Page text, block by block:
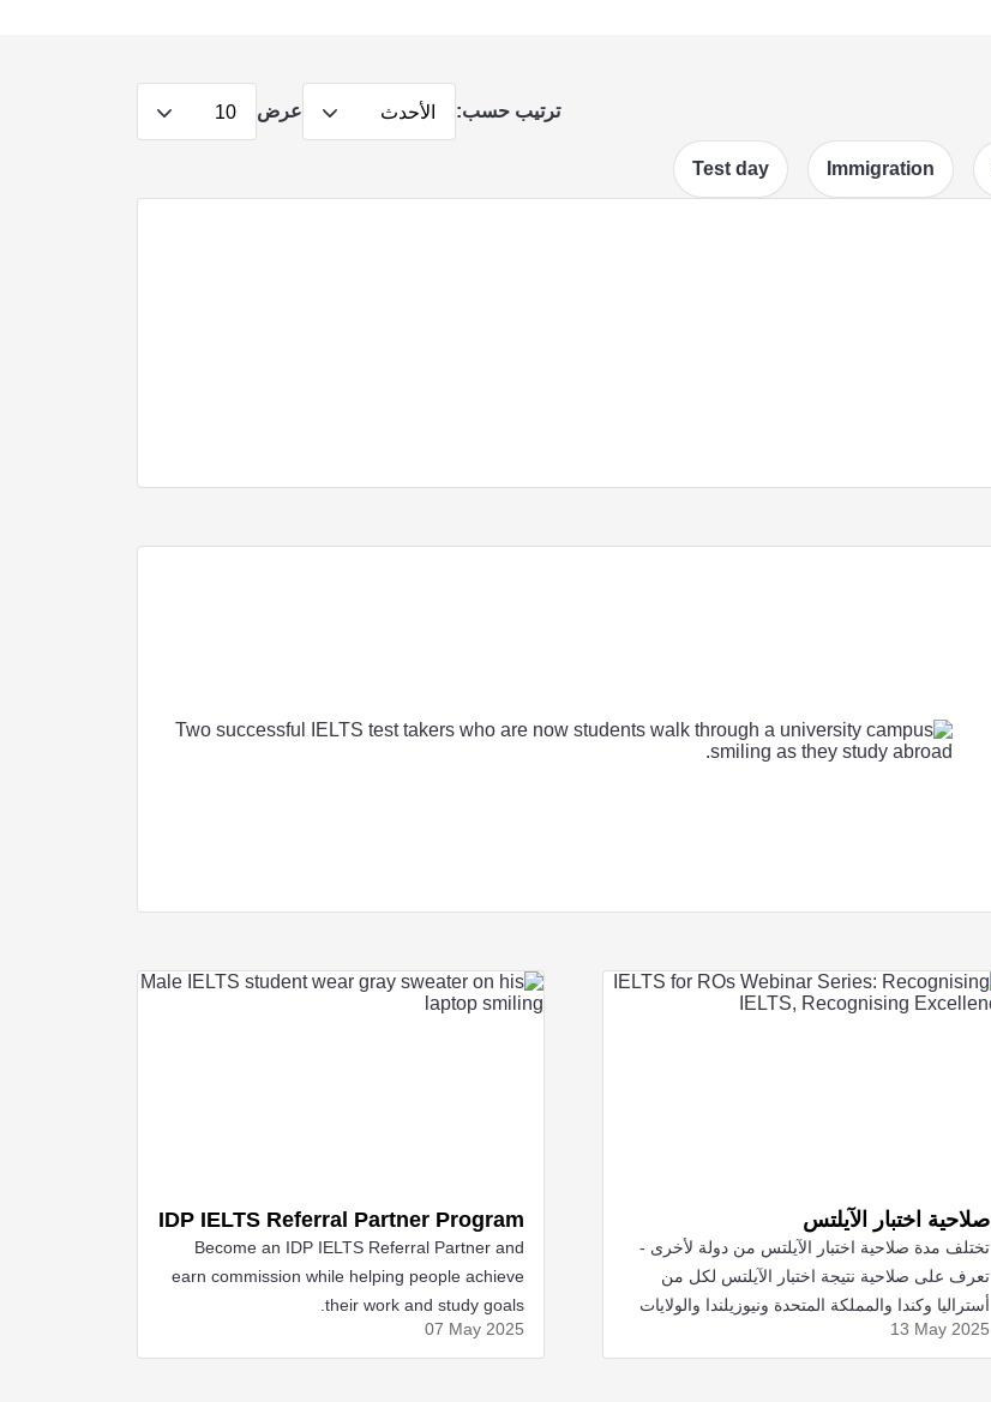
ترتيب حسب: الأحدث عرض 10
Immigration
Test day
صلاحية اختبار الآيلتس
تختلف مدة صلاحية اختبار الآيلتس من دولة لأخرى -
تعرف على صلاحية نتيجة اختبار الآيلتس لكل من
أستراليا وكندا والمملكة المتحدة ونيوزيلندا والولايات
المتحدة.13 May 2025
IDP IELTS Referral Partner Program
Become an IDP IELTS Referral Partner and
earn commission while helping people achieve
their work and study goals.
07 May 2025